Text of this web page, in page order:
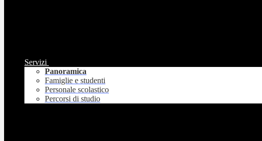
Servizi
Panoramica
Famiglie e studenti
Personale scolastico
Percorsi di studio